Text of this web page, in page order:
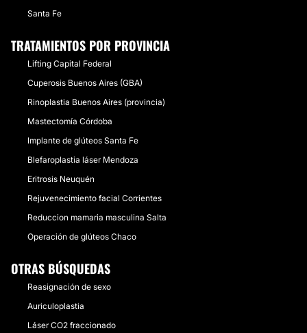
Santa Fe
TRATAMIENTOS POR PROVINCIA
Lifting Capital Federal
Cuperosis Buenos Aires (GBA)
Rinoplastia Buenos Aires (provincia)
Mastectomía Córdoba
Implante de glúteos Santa Fe
Blefaroplastia láser Mendoza
Eritrosis Neuquén
Rejuvenecimiento facial Corrientes
Reduccion mamaria masculina Salta
Operación de glúteos Chaco
OTRAS BÚSQUEDAS
Reasignación de sexo
Auriculoplastia
Láser CO2 fraccionado